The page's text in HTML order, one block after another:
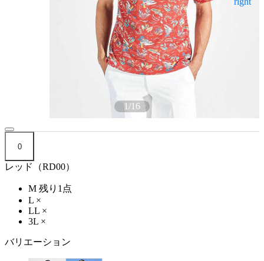
1/16
0
レッド（RD00）
M 残り1点
L ×
LL ×
3L ×
バリエーション